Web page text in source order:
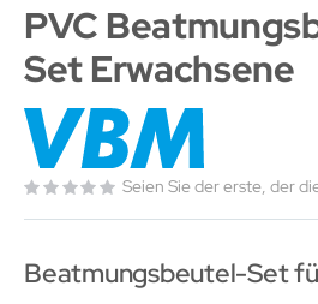
PVC
Set Erwachsene
Seien Sie der erste, der
Beatmungsbeutel-Set